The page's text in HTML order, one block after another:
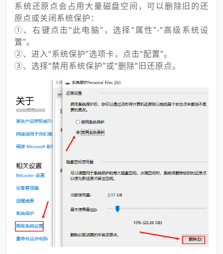
系统还原点会占用大量磁盘空间，可以删除旧的还
原点或关闭系统保护：
①、右键点击“此电脑”，选择“属性”-“高级系统设
置”。
②、进入“系统保护”选项卡，点击“配置”。
③、选择“禁用系统保护”或“删除”旧还原点。